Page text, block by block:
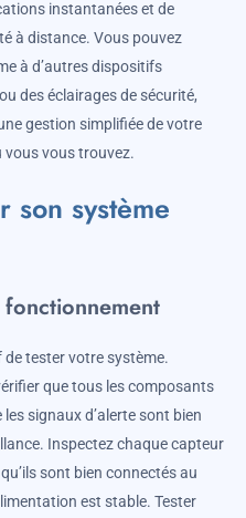
instantanées et de
à distance. Vous pouvez
à d’autres dispositifs
des éclairages de sécurité,
gestion simplifiée de votre
vous vous trouvez.
son système
tester votre système.
que tous les composants
signaux d’alerte sont bien
Inspectez chaque capteur
sont bien connectés au
est stable. Tester